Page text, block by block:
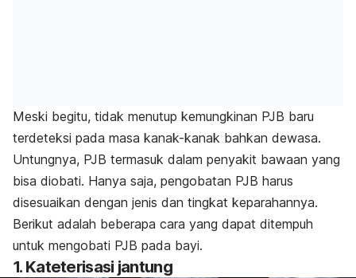
Meski begitu, tidak menutup kemungkinan PJB baru
terdeteksi pada masa kanak-kanak bahkan dewasa.
Untungnya, PJB termasuk dalam penyakit bawaan yang
bisa diobati. Hanya saja, pengobatan PJB harus
disesuaikan dengan jenis dan tingkat keparahannya.
Berikut adalah beberapa cara yang dapat ditempuh
untuk mengobati PJB pada bayi.
1. Kateterisasi jantung